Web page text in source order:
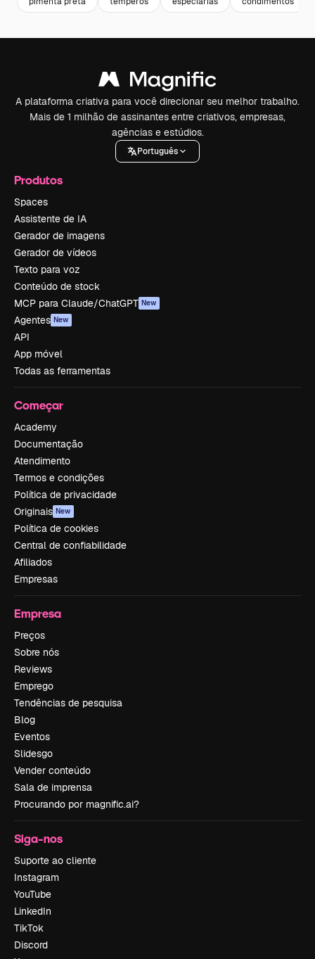
A plataforma criativa para você direcionar seu melhor trabalho.
Mais de 1 milhão de assinantes entre criativos, empresas,
agências e estúdios.
Português
Produtos
Spaces
Assistente de IA
Gerador de imagens
Gerador de vídeos
Texto para voz
Conteúdo de stock
MCP para Claude/ChatGPT New
Agentes New
API
App móvel
Todas as ferramentas
Começar
Academy
Documentação
Atendimento
Termos e condições
Política de privacidade
Originais New
Política de cookies
Central de confiabilidade
Afiliados
Empresas
Empresa
Preços
Sobre nós
Reviews
Emprego
Tendências de pesquisa
Blog
Eventos
Slidesgo
Vender conteúdo
Sala de imprensa
Procurando por magnific.ai?
Siga-nos
Suporte ao cliente
Instagram
YouTube
LinkedIn
TikTok
Discord